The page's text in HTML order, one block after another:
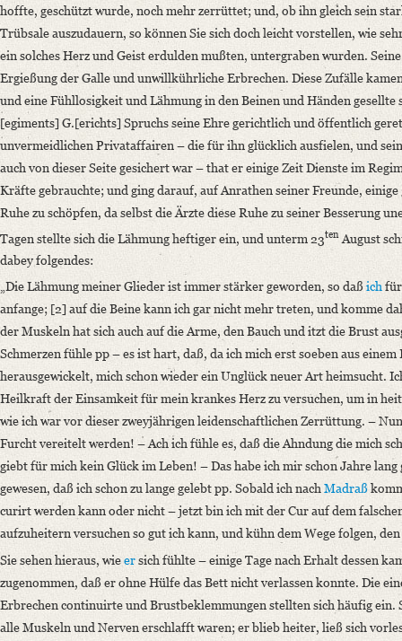
Provider: Dresden, Sächsische Landesbibliothek - Staats- und
OAI Id: DE-1a-33798
Classification Number: Mscr.Dresd.e.90,XIX,Bd.10,Nr.57
Number of Pages: 4S. auf Doppelbl., hs. m. U.
Format: 22,7 x 18,6 cm
Language
German
English
hoffte, geschützt wurde, noch mehr zerrüttet; und, ob ihn gleich sein
Trübsale auszudauern, so können Sie sich doch leicht vorstellen, wie
ein solches Herz und Geist erdulden mußten, untergraben wurden.
Ergießung der Galle und unwillkührliche Erbrechen. Diese Zufälle
und eine Fühllosigkeit und Lähmung in den Beinen und Händen gesellte
[egiments] G.[erichts] Spruchs seine Ehre gerichtlich und öffentlich
unvermeidlichen Privataffairen – die für ihn glücklich ausfielen, und
auch von dieser Seite gesichert war – that er einige Zeit Dienste im
Kräfte gebrauchte; und ging darauf, auf Anrathen seiner Freunde,
Ruhe zu schöpfen, da selbst die Ärzte diese Ruhe zu seiner Besserung
Tagen stellte sich die Lähmung heftiger ein, und unterm 23ten August
dabey folgendes:
„Die Lähmung meiner Glieder ist immer stärker geworden, so daß ich
anfange; [2] auf die Beine kann ich gar nicht mehr treten, und komme
der Muskeln hat sich auch auf die Arme, den Bauch und itzt die Brust
Schmerzen fühle pp – es ist hart, daß, da ich mich erst soeben aus
herausgewickelt, mich schon wieder ein Unglück neuer Art heimsucht.
Heilkraft der Einsamkeit für mein krankes Herz zu versuchen, um in
wie ich war vor dieser zweyjährigen leidenschaftlichen Zerrüttung. –
Furcht vereitelt werden! – Ach ich fühle es, daß die Ahndung die mich
giebt für mich kein Glück im Leben! – Das habe ich mir schon Jahre
gewesen, daß ich schon zu lange gelebt pp. Sobald ich nach Madraß
curirt werden kann oder nicht – jetzt bin ich mit der Cur auf dem
aufzuheitern versuchen so gut ich kann, und kühn dem Wege folgen,
Sie sehen hieraus, wieersich fühlte – einige Tage nach Erhalt dessen
zugenommen, daß er ohne Hülfe das Bett nicht verlassen konnte. Die
Erbrechen continuirte und Brustbeklemmungen stellten sich häufig
alle Muskeln und Nerven erschlafft waren; er blieb heiter, ließ sich